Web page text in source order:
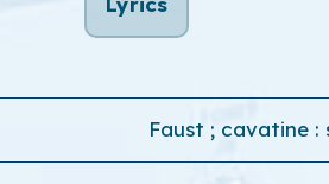
Faust ; cavatine